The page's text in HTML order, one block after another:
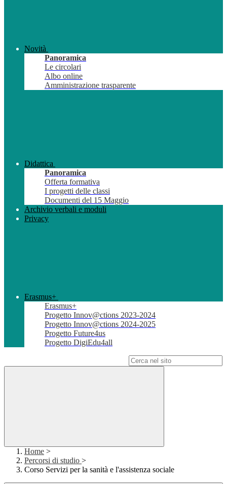
Novità
Panoramica
Le circolari
Albo online
Amministrazione trasparente
Didattica
Panoramica
Offerta formativa
I progetti delle classi
Documenti del 15 Maggio
Archivio verbali e moduli
Privacy
Erasmus+
Erasmus+
Progetto Innov@ctions 2023-2024
Progetto Innov@ctions 2024-2025
Progetto Future4us
Progetto DigiEdu4all
Home >
Percorsi di studio >
Corso Servizi per la sanità e l'assistenza sociale